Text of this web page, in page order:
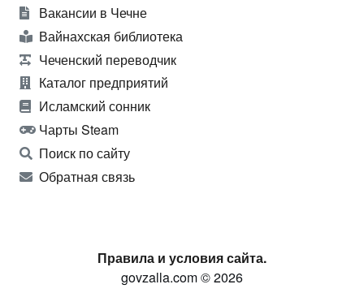
Вакансии в Чечне
Вайнахская библиотека
Чеченский переводчик
Каталог предприятий
Исламский сонник
Чарты Steam
Поиск по сайту
Обратная связь
Правила и условия сайта.
govzalla.com © 2026